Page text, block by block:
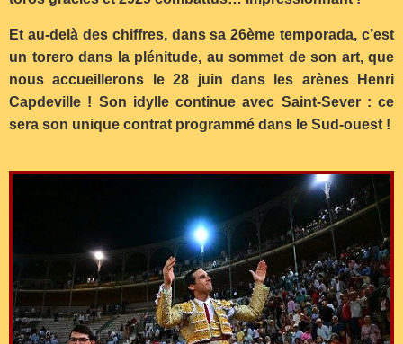
Et au-delà des chiffres, dans sa 26ème temporada, c’est
un torero dans la plénitude, au sommet de son art, que
nous accueillerons le 28 juin dans les arènes Henri
Capdeville ! Son idylle continue avec Saint-Sever : ce
sera son unique contrat programmé dans le Sud-ouest !